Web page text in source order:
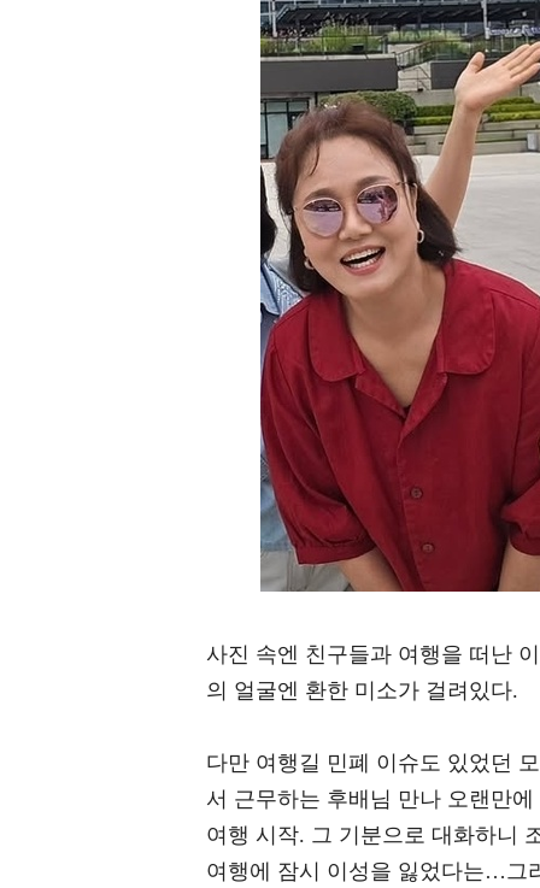
사진 속엔 친구들과 여행을 떠난
의 얼굴엔 환한 미소가 걸려있다.
다만 여행길 민폐 이슈도 있었던
서 근무하는 후배님 만나 오랜만
여행 시작. 그 기분으로 대화하니
여행에 잠시 이성을 잃었다는…그